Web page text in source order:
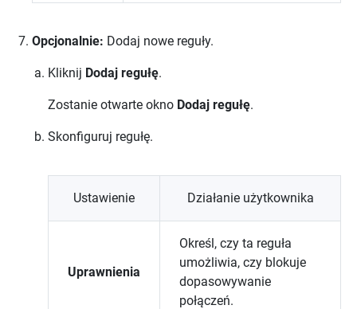
Opcjonalnie: Dodaj nowe reguły.
Kliknij Dodaj regułę.
Zostanie otwarte okno Dodaj regułę.
Skonfiguruj regułę.
Ustawienie Działanie użytkownika
Uprawnienia
Określ, czy ta reguła
umożliwia, czy blokuje
dopasowywanie
połączeń.